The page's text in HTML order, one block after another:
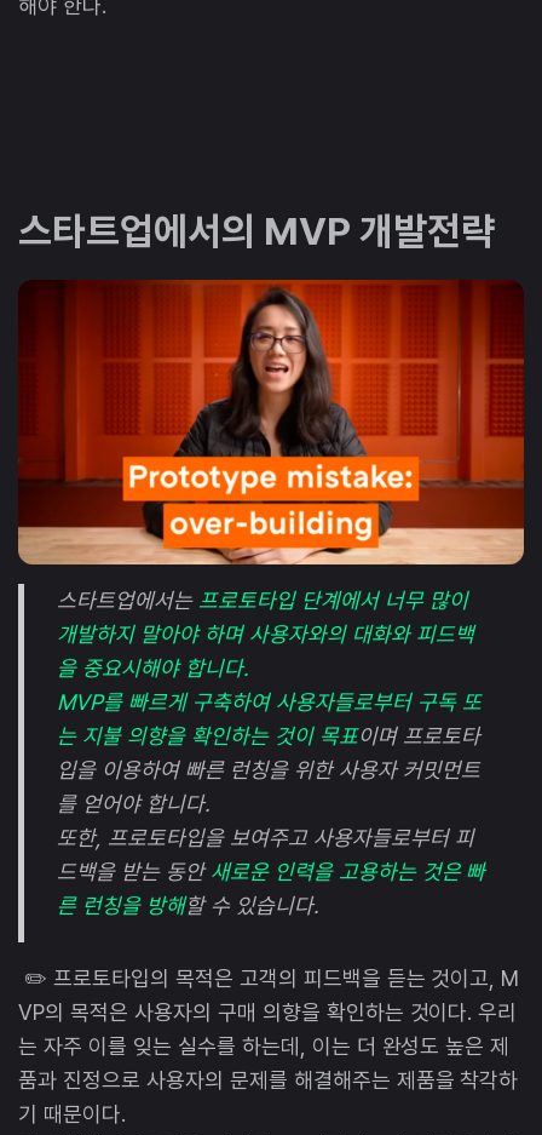
스타트업에서의 MVP 개발전략
스타트업에서는 프로토타입 단계에서 너무 많이
개발하지 말아야 하며 사용자와의 대화와 피드백
을 중요시해야 합니다.
MVP를 빠르게 구축하여 사용자들로부터 구독 또
는 지불 의향을 확인하는 것이 목표이며 프로토타
입을 이용하여 빠른 런칭을 위한 사용자 커밋먼트
를 얻어야 합니다.
또한, 프로토타입을 보여주고 사용자들로부터 피
드백을 받는 동안새로운 인력을 고용하는 것은 빠
른 런칭을 방해할 수 있습니다.
✏️ 프로토타입의 목적은 고객의 피드백을 듣는 것이고, M
VP의 목적은 사용자의 구매 의향을 확인하는 것이다. 우리
는 자주 이를 잊는 실수를 하는데, 이는 더 완성도 높은 제
품과 진정으로 사용자의 문제를 해결해주는 제품을 착각하
기 때문이다.